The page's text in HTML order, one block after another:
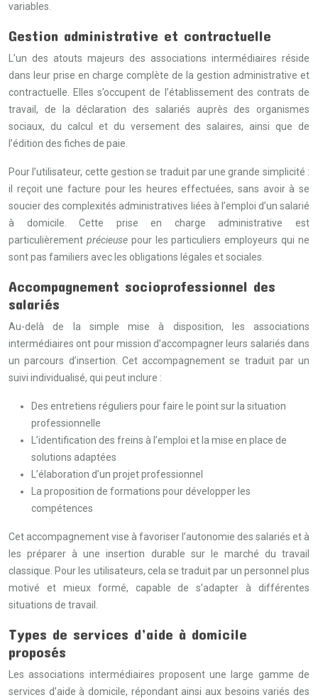
variables.
Gestion administrative et contractuelle
L’un des atouts majeurs des associations intermédiaires réside
dans leur prise en charge complète de la gestion administrative et
contractuelle. Elles s’occupent de l’établissement des contrats de
travail, de la déclaration des salariés auprès des organismes
sociaux, du calcul et du versement des salaires, ainsi que de
l’édition des fiches de paie.
Pour l’utilisateur, cette gestion se traduit par une grande simplicité :
il reçoit une facture pour les heures effectuées, sans avoir à se
soucier des complexités administratives liées à l’emploi d’un salarié
à domicile. Cette prise en charge administrative est
particulièrement précieuse pour les particuliers employeurs qui ne
sont pas familiers avec les obligations légales et sociales.
Accompagnement socioprofessionnel des
salariés
Au-delà de la simple mise à disposition, les associations
intermédiaires ont pour mission d’accompagner leurs salariés dans
un parcours d’insertion. Cet accompagnement se traduit par un
suivi individualisé, qui peut inclure :
Des entretiens réguliers pour faire le point sur la situation
professionnelle
L’identification des freins à l’emploi et la mise en place de
solutions adaptées
L’élaboration d’un projet professionnel
La proposition de formations pour développer les
compétences
Cet accompagnement vise à favoriser l’autonomie des salariés et à
les préparer à une insertion durable sur le marché du travail
classique. Pour les utilisateurs, cela se traduit par un personnel plus
motivé et mieux formé, capable de s’adapter à différentes
situations de travail.
Types de services d’aide à domicile
proposés
Les associations intermédiaires proposent une large gamme de
services d’aide à domicile, répondant ainsi aux besoins variés des